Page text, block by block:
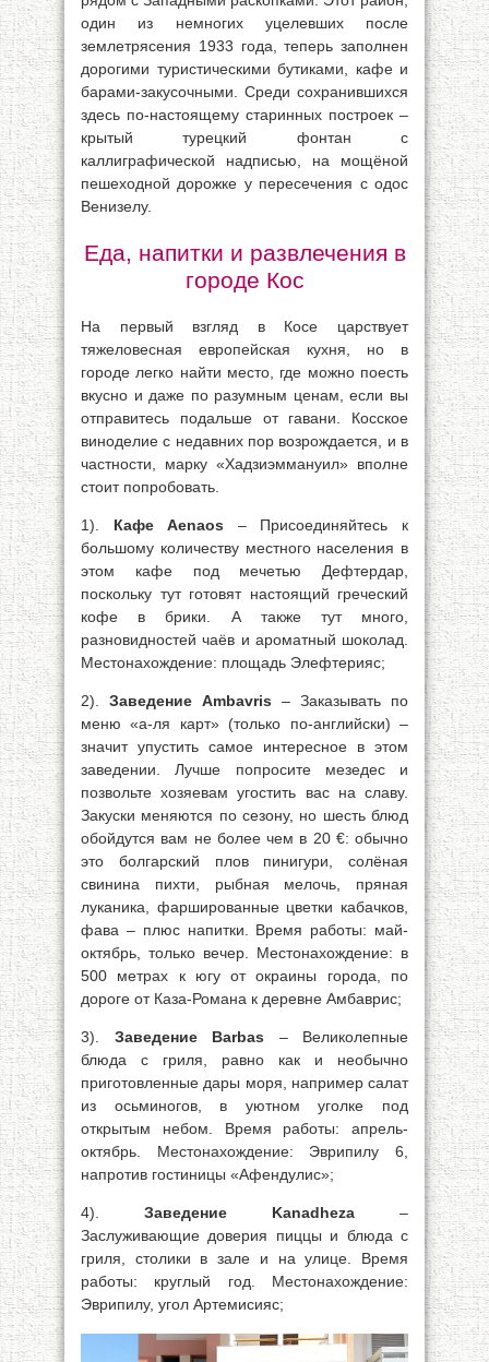
один из немногих уцелевших после
землетрясения 1933 года, теперь заполнен
дорогими туристическими бутиками, кафе и
барами-закусочными. Среди сохранившихся
здесь по-настоящему старинных построек –
крытый турецкий фонтан с
каллиграфической надписью, на мощёной
пешеходной дорожке у пересечения с одос
Венизелу.
Еда, напитки и развлечения в
городе Кос
На первый взгляд в Косе царствует
тяжеловесная европейская кухня, но в
городе легко найти место, где можно поесть
вкусно и даже по разумным ценам, если вы
отправитесь подальше от гавани. Косское
виноделие с недавних пор возрождается, и в
частности, марку «Хадзиэммануил» вполне
стоит попробовать.
1). Кафе Aenaos – Присоединяйтесь к
большому количеству местного населения в
этом кафе под мечетью Дефтердар,
поскольку тут готовят настоящий греческий
кофе в брики. А также тут много,
разновидностей чаёв и ароматный шоколад.
Местонахождение: площадь Элефтерияс;
2). Заведение Ambavris – Заказывать по
меню «а-ля карт» (только по-английски) –
значит упустить самое интересное в этом
заведении. Лучше попросите мезедес и
позвольте хозяевам угостить вас на славу.
Закуски меняются по сезону, но шесть блюд
обойдутся вам не более чем в 20 €: обычно
это болгарский плов пинигури, солёная
свинина пихти, рыбная мелочь, пряная
луканика, фаршированные цветки кабачков,
фава – плюс напитки. Время работы: май-
октябрь, только вечер. Местонахождение: в
500 метрах к югу от окраины города, по
дороге от Каза-Романа к деревне Амбаврис;
3). Заведение Barbas – Великолепные
блюда с гриля, равно как и необычно
приготовленные дары моря, например салат
из осьминогов, в уютном уголке под
открытым небом. Время работы: апрель-
октябрь. Местонахождение: Эврипилу 6,
напротив гостиницы «Афендулис»;
4). Заведение Kanadheza –
Заслуживающие доверия пиццы и блюда с
гриля, столики в зале и на улице. Время
работы: круглый год. Местонахождение:
Эврипилу, угол Артемисияс;